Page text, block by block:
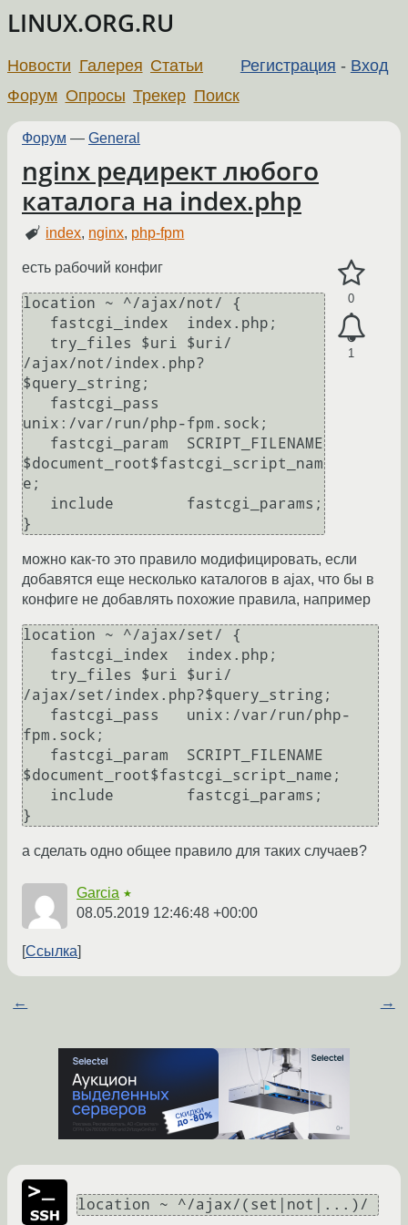
LINUX.ORG.RU
Регистрация - Вход
Новости Галерея Статьи
Форум Опросы Трекер Поиск
Форум — General
nginx редирект любого
каталога на index.php
index, nginx, php-fpm
0
1
есть рабочий конфиг
location ~ ^/ajax/not/ {
/ajax/not/index.php?
$query_string;
unix:/var/run/php-fpm.sock;
$document_root$fastcgi_script_nam
e;
}
можно как-то это правило модифицировать, если
добавятся еще несколько каталогов в ajax, что бы в
конфиге не добавлять похожие правила, например
location ~ ^/ajax/set/ {
/ajax/set/index.php?$query_string;
fpm.sock;
$document_root$fastcgi_script_name;
}
а сделать одно общее правило для таких случаев?
Garcia ★
08.05.2019 12:46:48 +00:00
Ссылка
← →